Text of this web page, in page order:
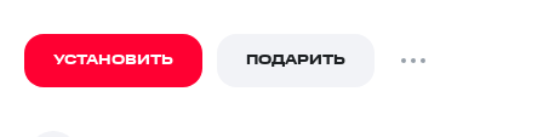
УСТАНОВИТЬ ПОДАРИТЬ